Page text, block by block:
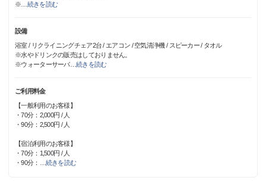
※
続きを読む
設備
浴室 / リクライニングチェア2台 / エアコン / 空気清浄機 / スピーカー / タオル
※水やドリンクの販売はしておりません。
※ウォーターサーバ…続きを読む
ご利用料金
【一般利用のお客様】
・70分：2,000円 / 人
・90分：2,500円 / 人
【宿泊利用のお客様】
・70分：1,500円 / 人
・90分：
続きを読む